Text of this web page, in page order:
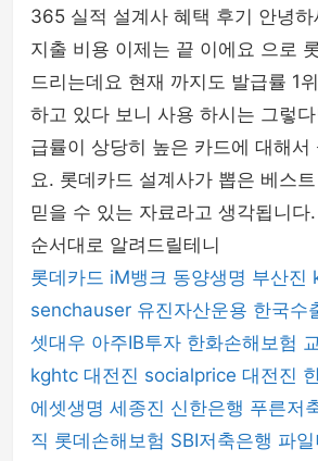
365 실적 설계사 혜택 후기 안녕하
지출 비용 이제는 끝 이에요 으로
드리는데요 현재 까지도 발급률 1
하고 있다 보니 사용 하시는 그렇
급률이 상당히 높은 카드에 대해서
요. 롯데카드 설계사가 뽑은 베스
믿을 수 있는 자료라고 생각됩니다
순서대로 알려드릴테니
롯데카드 iM뱅크 동양생명 부산진
senchauser 유진자산운용 한국수
셋대우 아주IB투자 한화손해보험
kghtc 대전진 socialprice 대전진
에셋생명 세종진 신한은행 푸른저
직 롯데손해보험 SBI저축은행 파